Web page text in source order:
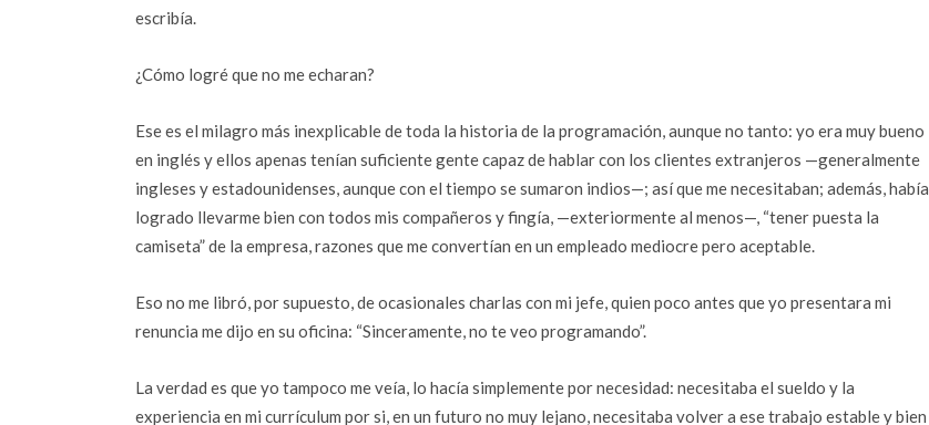
escribía.
¿Cómo logré que no me echaran?
Ese es el milagro más inexplicable de toda la historia de la programación, aunque no tanto: yo era muy bueno
en inglés y ellos apenas tenían suficiente gente capaz de hablar con los clientes extranjeros —generalmente
ingleses y estadounidenses, aunque con el tiempo se sumaron indios—; así que me necesitaban; además, había
logrado llevarme bien con todos mis compañeros y fingía, —exteriormente al menos—, “tener puesta la
camiseta” de la empresa, razones que me convertían en un empleado mediocre pero aceptable.
Eso no me libró, por supuesto, de ocasionales charlas con mi jefe, quien poco antes que yo presentara mi
renuncia me dijo en su oficina: “Sinceramente, no te veo programando”.
La verdad es que yo tampoco me veía, lo hacía simplemente por necesidad: necesitaba el sueldo y la
experiencia en mi currículum por si, en un futuro no muy lejano, necesitaba volver a ese trabajo estable y bien